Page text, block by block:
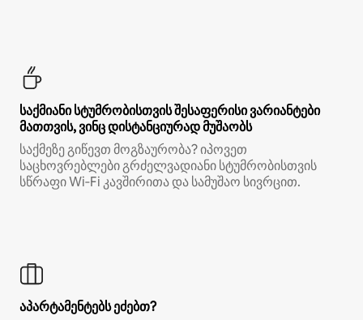
საქმიანი სტუმრობისთვის შესაფერისი ვარიანტები
მათთვის, ვინც დისტანციურად მუშაობს
საქმეზე გიწევთ მოგზაურობა? იპოვეთ
საცხოვრებლები გრძელვადიანი სტუმრობისთვის
სწრაფი Wi‑Fi კავშირითა და სამუშაო სივრცით.
აპარტამენტებს ეძებთ?